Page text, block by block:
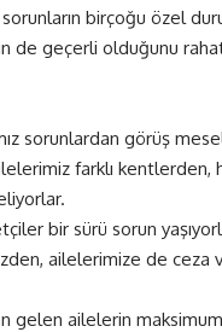
sorunların birçoğu özel
de geçerli olduğunu
sorunlardan görüş
farklı kentlerden,
bir sürü sorun
ailelerimize de ceza
gelen ailelerin